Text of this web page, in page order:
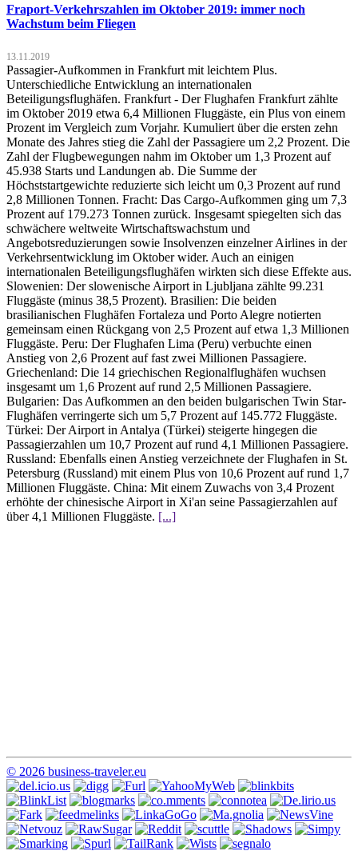
Fraport-Verkehrszahlen im Oktober 2019: immer noch
Wachstum beim Fliegen
13.11.2019
Passagier-Aufkommen in Frankfurt mit leichtem Plus.
Unterschiedliche Entwicklung an internationalen
Beteiligungsflughäfen. Frankfurt - Der Flughafen Frankfurt zählte
im Oktober 2019 etwa 6,4 Millionen Fluggäste, ein Plus von einem
Prozent im Vergleich zum Vorjahr. Kumuliert über die ersten zehn
Monate des Jahres stieg die Zahl der Passagiere um 2,2 Prozent. Die
Zahl der Flugbewegungen nahm im Oktober um 1,3 Prozent auf
45.938 Starts und Landungen ab. Die Summe der
Höchststartgewichte reduzierte sich leicht um 0,3 Prozent auf rund
2,8 Millionen Tonnen. Fracht: Das Cargo-Aufkommen ging um 7,3
Prozent auf 179.273 Tonnen zurück. Insgesamt spiegelten sich das
schwächere weltweite Wirtschaftswachstum und
Angebotsreduzierungen sowie Insolvenzen einzelner Airlines in der
Verkehrsentwicklung im Oktober wider. Auch an einigen
internationalen Beteiligungsflughäfen wirkten sich diese Effekte aus.
Slowenien: Der slowenische Airport in Ljubljana zählte 99.231
Fluggäste (minus 38,5 Prozent). Brasilien: Die beiden
brasilianischen Flughäfen Fortaleza und Porto Alegre notierten
gemeinsam einen Rückgang von 2,5 Prozent auf etwa 1,3 Millionen
Fluggäste. Peru: Der Flughafen Lima (Peru) verbuchte einen
Anstieg von 2,6 Prozent auf fast zwei Millionen Passagiere.
Griechenland: Die 14 griechischen Regionalflughäfen wuchsen
insgesamt um 1,6 Prozent auf rund 2,5 Millionen Passagiere.
Bulgarien: Das Aufkommen an den beiden bulgarischen Twin Star-
Flughäfen verringerte sich um 5,7 Prozent auf 145.772 Fluggäste.
Türkei: Der Airport in Antalya (Türkei) steigerte hingegen die
Passagierzahlen um 10,7 Prozent auf rund 4,1 Millionen Passagiere.
Russland: Ebenfalls einen Anstieg verzeichnete der Flughafen in St.
Petersburg (Russland) mit einem Plus von 10,6 Prozent auf rund 1,7
Millionen Fluggäste. China: Mit einem Zuwachs von 3,4 Prozent
erhöhte der chinesische Airport in Xi'an seine Passagierzahlen auf
über 4,1 Millionen Fluggäste. [...]
© 2026 business-traveler.eu